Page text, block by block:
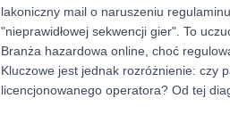
lakoniczny mail o naruszeniu
"nieprawidłowej sekwencji gier". To
Branża hazardowa online, choć
Kluczowe jest jednak rozróżnienie: czy
licencjonowanego operatora? Od tej